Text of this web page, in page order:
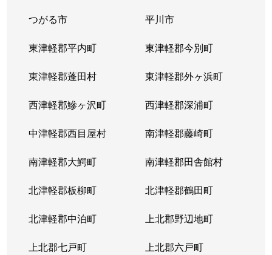
つがる市 平川市
東津軽郡平内町 東津軽郡今別町
東津軽郡蓬田村 東津軽郡外ヶ浜町
西津軽郡鰺ヶ沢町 西津軽郡深浦町
中津軽郡西目屋村 南津軽郡藤崎町
南津軽郡大鰐町 南津軽郡田舎館村
北津軽郡板柳町 北津軽郡鶴田町
北津軽郡中泊町 上北郡野辺地町
上北郡七戸町 上北郡六戸町